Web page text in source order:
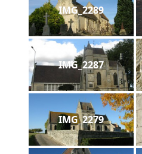
IMG_2289
IMG_2287
IMG_2279